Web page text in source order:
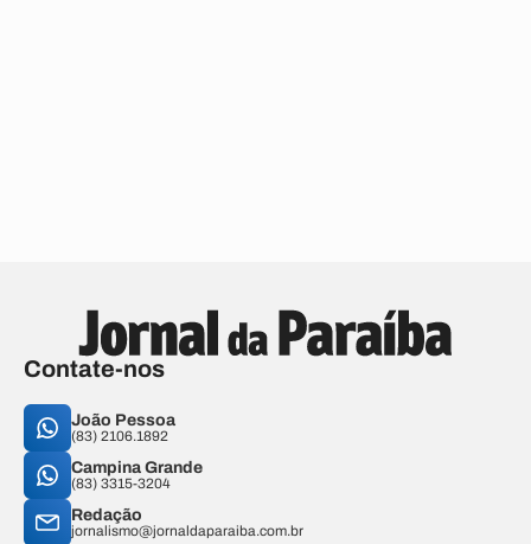
Contate-nos
João Pessoa
(83) 2106.1892
Campina Grande
(83) 3315-3204
Redação
jornalismo@jornaldaparaiba.com.br